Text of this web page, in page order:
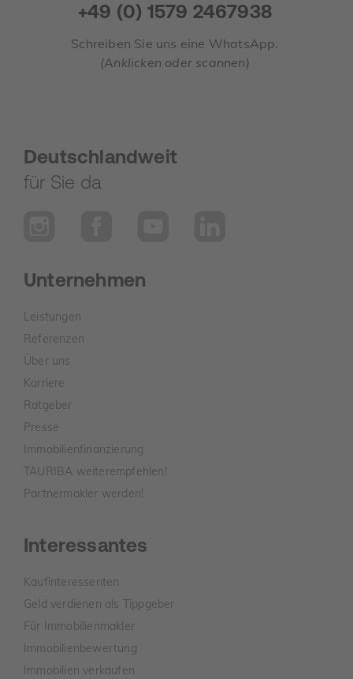
+49 (0) 1579 2467938
Schreiben Sie uns eine WhatsApp.
(Anklicken oder scannen)
Deutschlandweit
für Sie da
Unternehmen
Leistungen
Referenzen
Über uns
Karriere
Ratgeber
Presse
Immobilienfinanzierung
TAURIBA weiterempfehlen!
Partnermakler werden!
Interessantes
Kaufinteressenten
Geld verdienen als Tippgeber
Für Immobilienmakler
Immobilienbewertung
Immobilien verkaufen